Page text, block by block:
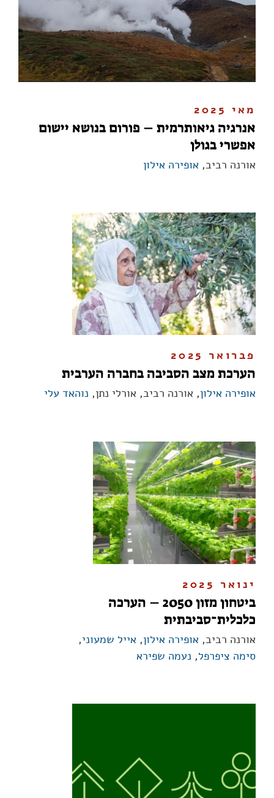
מאי 2025
אנרגיה גיאותרמית – פורום בנושא יישום
אפשרי בגולן
אורנה רביב, אופירה אילון
פברואר 2025
הערכת מצב הסביבה בחברה הערבית
אופירה אילון, אורנה רביב, אורלי נתן, נוהאד עלי
ינואר 2025
ביטחון מזון 2050 – הערכה
כלכלית־סביבתית
אורנה רביב, אופירה אילון, אייל שמעוני,
סימה ציפרפל, נעמה שפירא